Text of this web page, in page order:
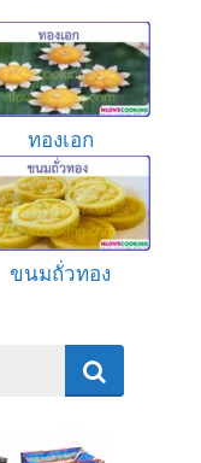
ทองเอก
ขนมถั่วทอง